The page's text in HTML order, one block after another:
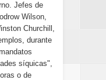
Jefes de
Wilson,
Churchill,
durante
síquicas",
o de